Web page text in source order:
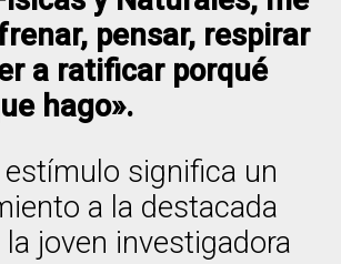
pensar, respirar
a ratificar porqué
hago».
estímulo significa un
a la destacada
la joven investigadora